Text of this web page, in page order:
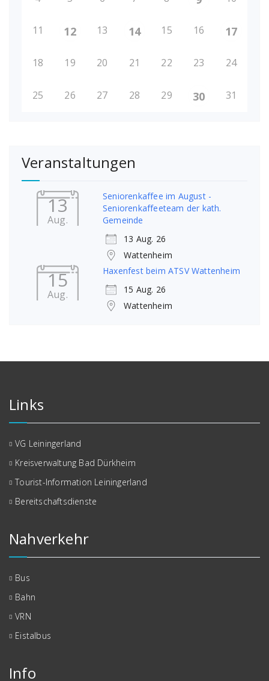
11 12 13 14 15 16 17
18 19 20 21 22 23 24
25 26 27 28 29 30 31
Veranstaltungen
13
Aug.
Seniorenkaffee im August -
Seniorenkaffeeteam der kath.
Gemeinde
13 Aug. 26
Wattenheim
15
Aug.
Haxenfest beim ATSV Wattenheim
15 Aug. 26
Wattenheim
Links
VG Leiningerland
Kreisverwaltung Bad Dürkheim
Tourist-Information Leiningerland
Bereitschaftsdienste
Nahverkehr
Bus
Bahn
VRN
Eistalbus
Info